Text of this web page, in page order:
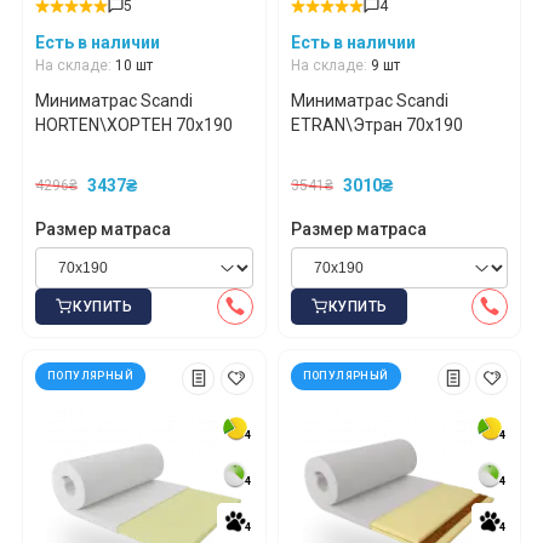
5
Есть в наличии
На складе: 10 шт
Миниматрас Scandi
HORTEN\ХОРТЕН 70x190
4296₴ 3437₴
Размер матраса
КУПИТЬ
4
Есть в наличии
На складе: 9 шт
Миниматрас Scandi
ETRAN\Этран 70x190
3541₴ 3010₴
Размер матраса
КУПИТЬ
4
4
4
ПОПУЛЯРНЫЙ
4
4
4
4
4
4
ПОПУЛЯРНЫЙ
4
4
4